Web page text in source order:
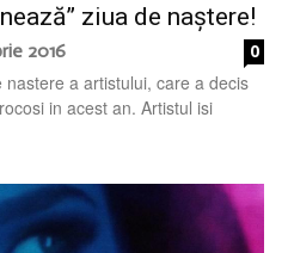
ziua de naștere!
2016 0
a artistului, care a decis
in acest an. Artistul isi